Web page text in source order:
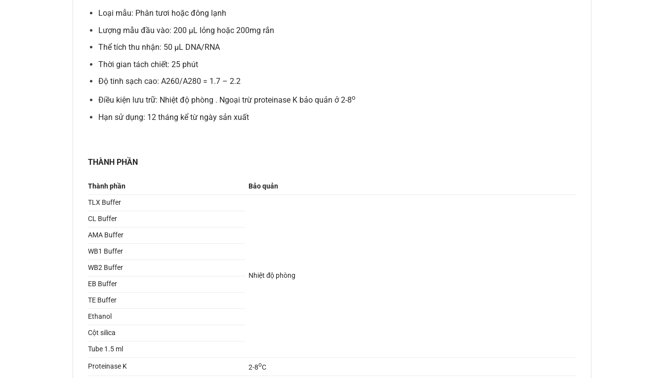
Loại mẫu: Phân tươi hoặc đông lạnh
Lượng mẫu đầu vào: 200 µL lỏng hoặc 200mg rắn
Thể tích thu nhận: 50 µL DNA/RNA
Thời gian tách chiết: 25 phút
Độ tinh sạch cao: A260/A280 = 1.7 – 2.2
Điều kiện lưu trữ: Nhiệt độ phòng . Ngoại trừ proteinase K bảo quản ở 2-8o
Hạn sử dụng: 12 tháng kể từ ngày sản xuất
THÀNH PHẦN
Thành phần
Bảo quản
TLX Buffer
Nhiệt độ phòng
CL Buffer
AMA Buffer
WB1 Buffer
WB2 Buffer
EB Buffer
TE Buffer
Ethanol
Cột silica
Tube 1.5 ml
Proteinase K 2-8oC